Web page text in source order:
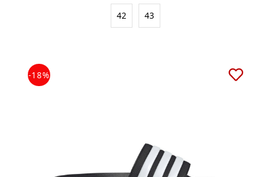
42 43
-18%